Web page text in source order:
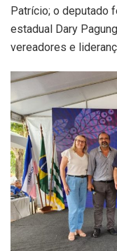
Patrício; o deputado
estadual Dary
vereadores e